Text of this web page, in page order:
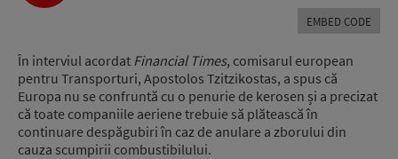
EMBED CODE
În interviul acordat Financial Times, comisarul european
pentru Transporturi, Apostolos Tzitzikostas, a spus că
Europa nu se confruntă cu o penurie de kerosen și a precizat
că toate companiile aeriene trebuie să plătească în
continuare despăgubiri în caz de anulare a zborului din
cauza scumpirii combustibilului.